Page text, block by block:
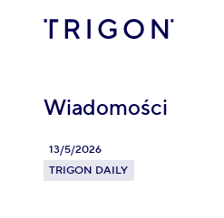
Wiadomości
13/5/2026
TRIGON DAILY